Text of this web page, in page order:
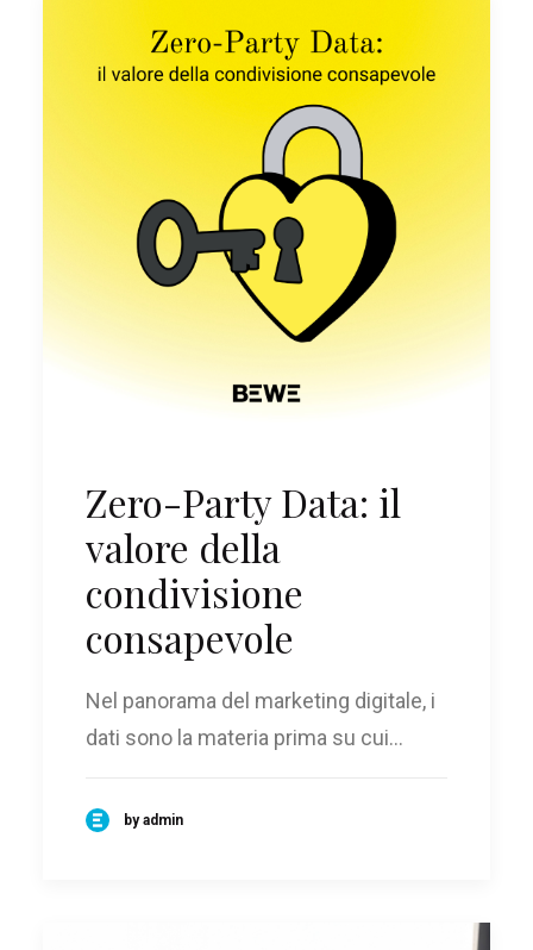
Zero-Party Data: il
valore della
condivisione
consapevole
Nel panorama del marketing digitale, i
dati sono la materia prima su cui…
by admin